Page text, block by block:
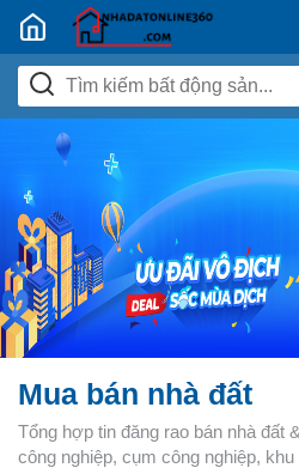
Nhadatban24h.vn
Mua bán nhà đất
Tổng hợp tin đăng rao bán nhà đất
công nghiệp, cụm công nghiệp,